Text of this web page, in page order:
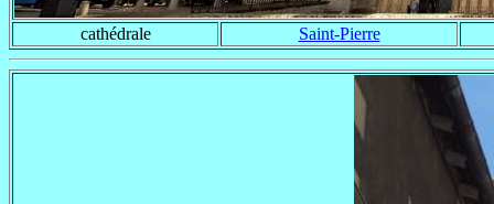
cathédrale Saint-Pierre